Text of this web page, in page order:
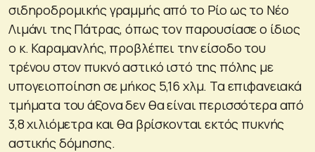
σιδηροδρομικής γραμμής από το Ρίο ως το Νέο
Λιμάνι της Πάτρας, όπως τον παρουσίασε ο ίδιος
ο κ. Καραμανλής, προβλέπει την είσοδο του
τρένου στον πυκνό αστικό ιστό της πόλης με
υπογειοποίηση σε μήκος 5,16 χλμ. Τα επιφανειακά
τμήματα του άξονα δεν θα είναι περισσότερα από
3,8 χιλιόμετρα και θα βρίσκονται εκτός πυκνής
αστικής δόμησης.